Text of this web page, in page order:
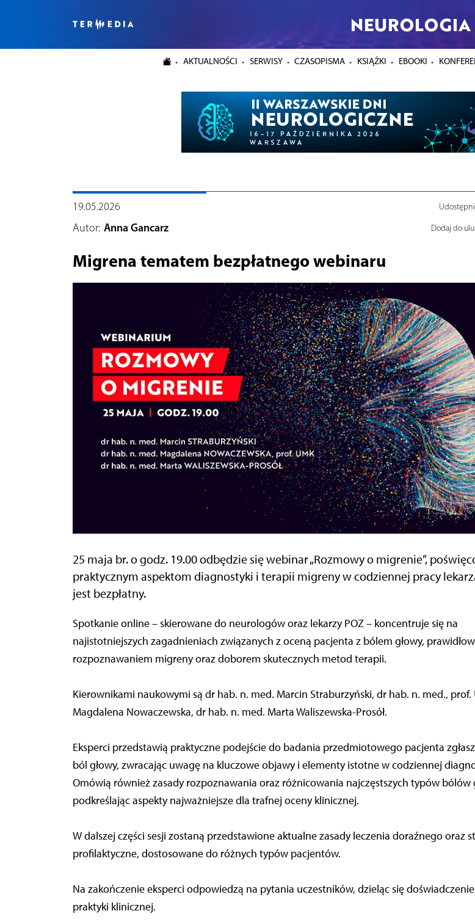
NEUROLOGIA
AKTUALNOŚCI SERWISY CZASOPISMA KSIĄŻKI EBOOKI
19.05.2026
Autor: Anna Gancarz Dodaj do
Migrena tematem bezpłatnego webinaru
25 maja br. o godz. 19.00 odbędzie się webinar „Rozmowy o migrenie”,
praktycznym aspektom diagnostyki i terapii migreny w codziennej pracy
jest bezpłatny.
Spotkanie online – skierowane do neurologów oraz lekarzy POZ – koncentruje się na
najistotniejszych zagadnieniach związanych z oceną pacjenta z bólem głowy,
rozpoznawaniem migreny oraz doborem skutecznych metod terapii.
Kierownikami naukowymi są dr hab. n. med. Marcin Straburzyński, dr hab. n. med., prof.
Magdalena Nowaczewska, dr hab. n. med. Marta Waliszewska-Prosół.
Eksperci przedstawią praktyczne podejście do badania przedmiotowego pacjenta
ból głowy, zwracając uwagę na kluczowe objawy i elementy istotne w codziennej
Omówią również zasady rozpoznawania oraz różnicowania najczęstszych typów bólów
podkreślając aspekty najważniejsze dla trafnej oceny klinicznej.
W dalszej części sesji zostaną przedstawione aktualne zasady leczenia doraźnego oraz
profilaktyczne, dostosowane do różnych typów pacjentów.
Na zakończenie eksperci odpowiedzą na pytania uczestników, dzieląc się
praktyki klinicznej.